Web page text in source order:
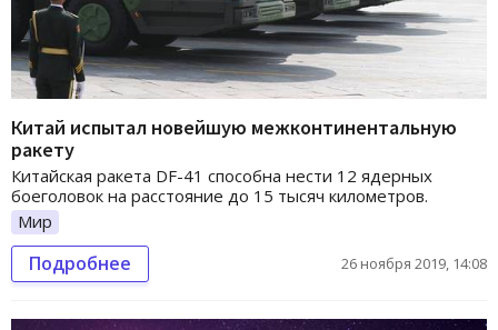
Китай испытал новейшую межконтинентальную
ракету
Китайская ракета DF-41 способна нести 12 ядерных
боеголовок на расстояние до 15 тысяч километров.
Мир
Подробнее 26 ноября 2019, 14:08